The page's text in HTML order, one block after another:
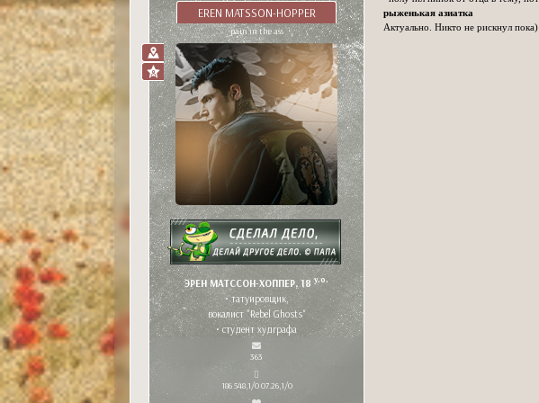
EREN MATSSON-HOPPER
pain in the ass
ЭРЕН МАТССОН-ХОППЕР, 18y.o.
• татуировщик,
вокалист "Rebel Ghosts"
• студент худграфа
363
186 548,1/0 07.26,1/0
рыженькая азиатка
Актуально. Никто не рискнул пока)